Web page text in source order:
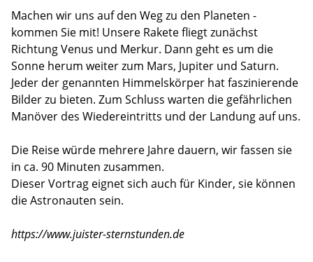
Machen wir uns auf den Weg zu den Planeten -
kommen Sie mit! Unsere Rakete fliegt zunächst
Richtung Venus und Merkur. Dann geht es um die
Sonne herum weiter zum Mars, Jupiter und Saturn.
Jeder der genannten Himmelskörper hat faszinierende
Bilder zu bieten. Zum Schluss warten die gefährlichen
Manöver des Wiedereintritts und der Landung auf uns.
Die Reise würde mehrere Jahre dauern, wir fassen sie
in ca. 90 Minuten zusammen.
Dieser Vortrag eignet sich auch für Kinder, sie können
die Astronauten sein.
https://www.juister-sternstunden.de